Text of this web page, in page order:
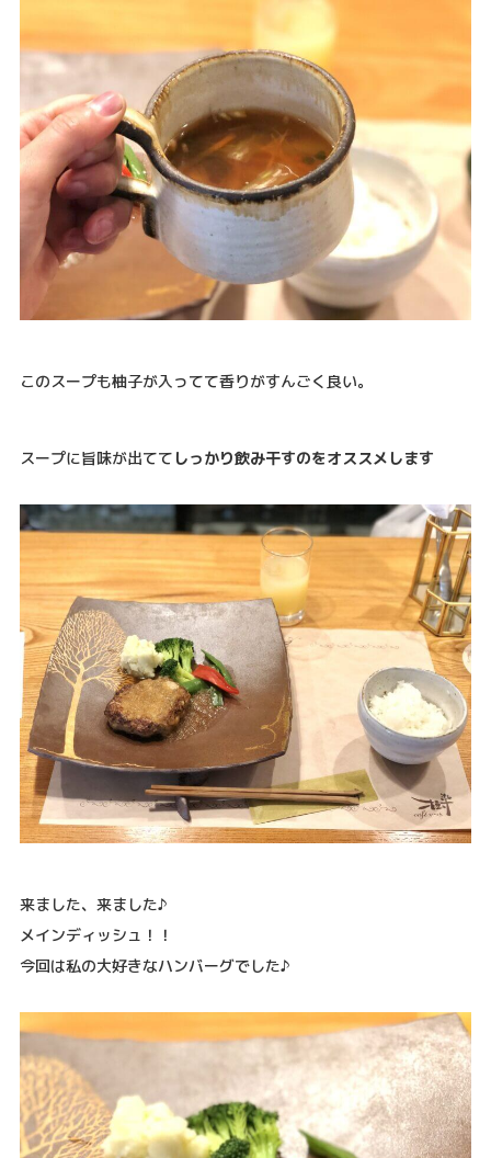
このスープも柚子が入ってて香りがすんごく良い。
スープに旨味が出てて しっかり飲み干すのをオススメします
来ました、来ました♪
メインディッシュ！！
今回は私の大好きなハンバーグでした♪